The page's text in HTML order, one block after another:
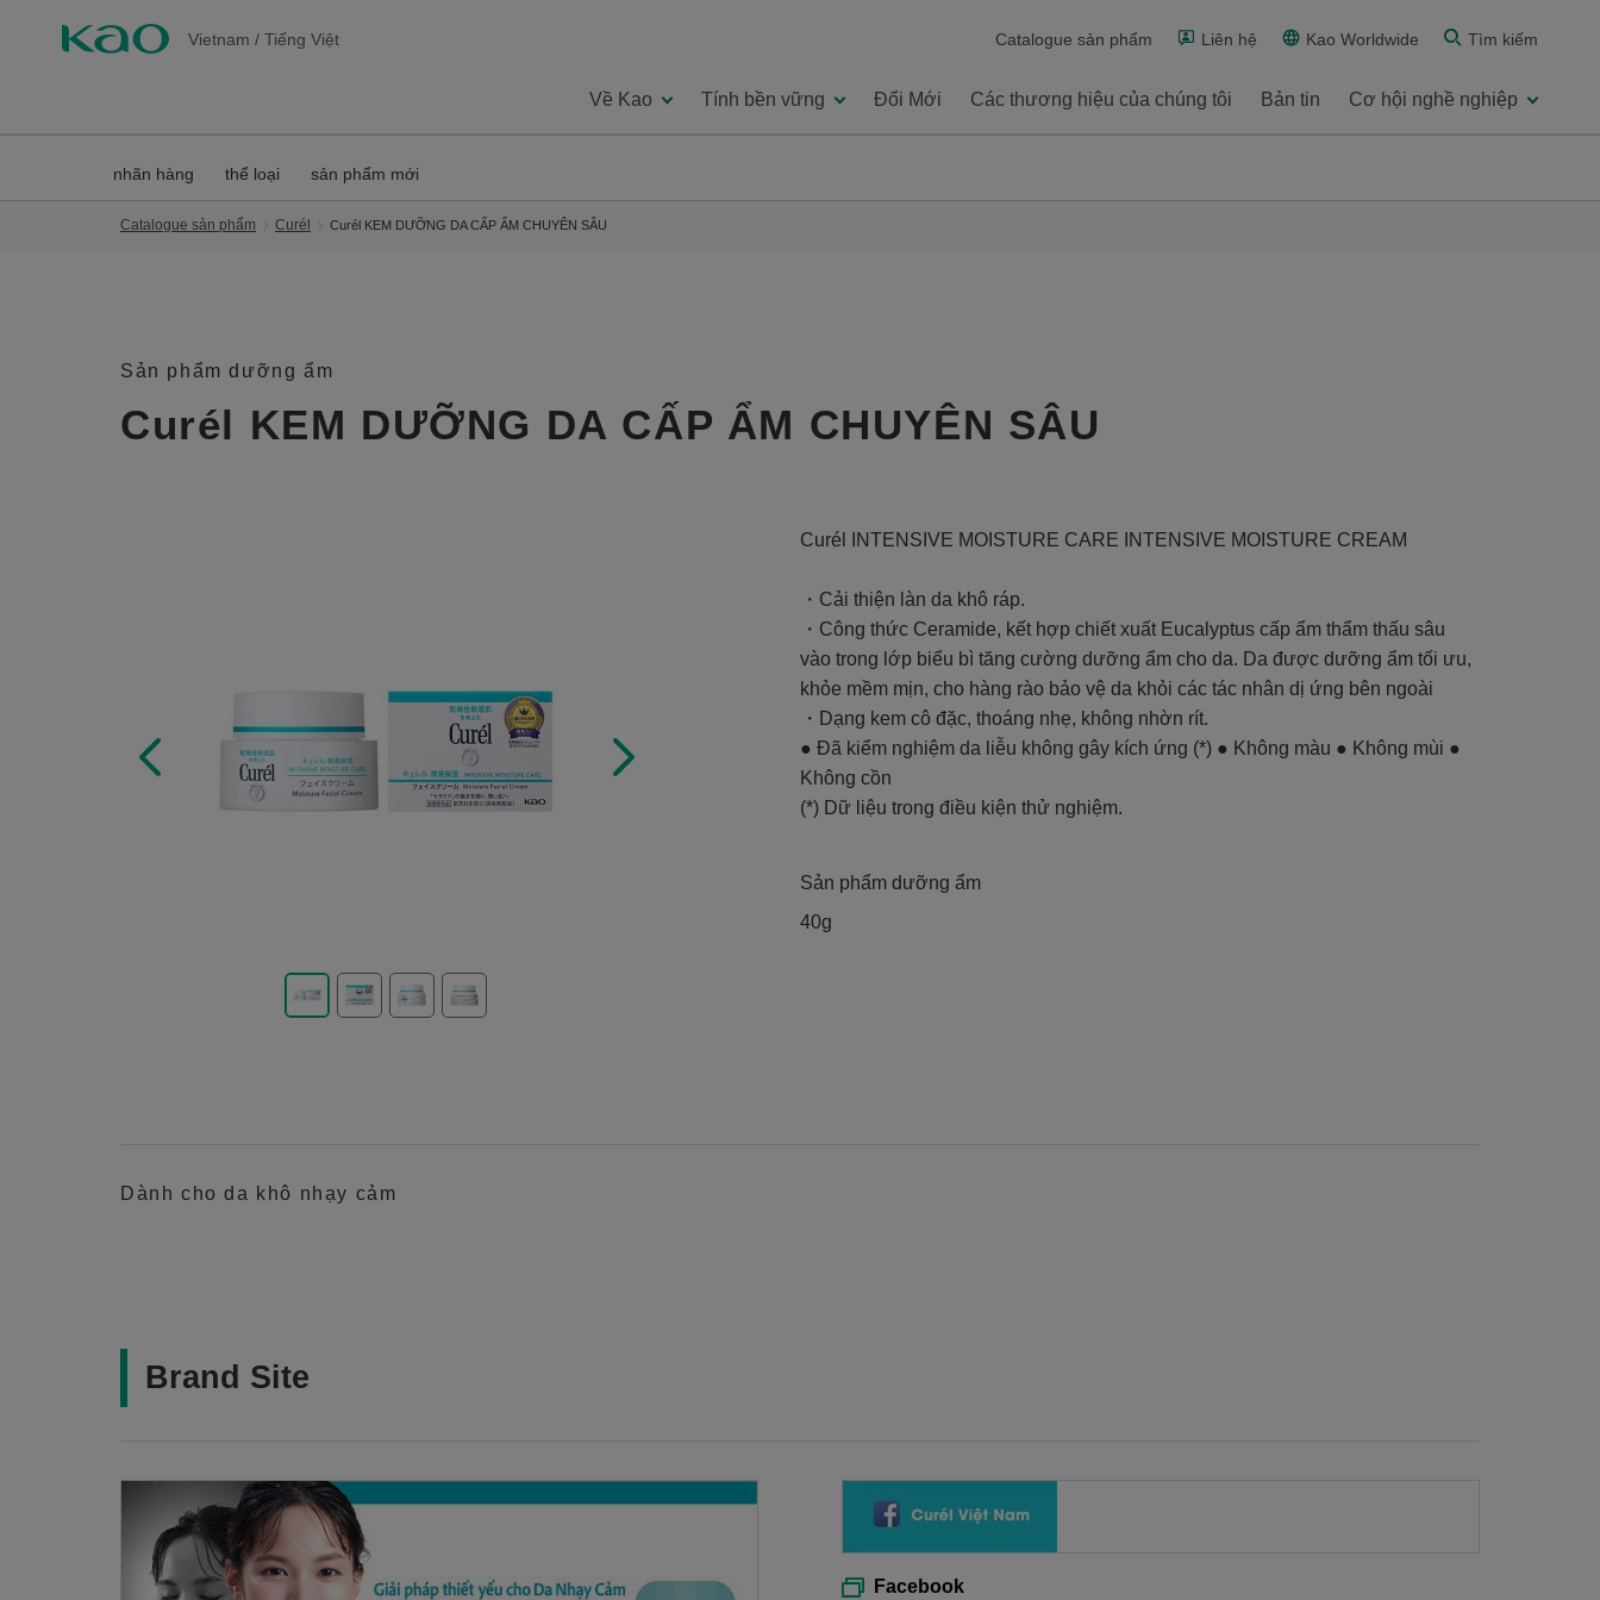
Vietnam / Tiếng Việt Catalogue sản phẩm Liên hệ Kao Worldwide Tìm kiếm
Về Kao Tính bền vững Đổi Mới Các thương hiệu của chúng tôi Bản tin Cơ hội nghề nghiệp
nhãn hàng thể loại sản phẩm mới
Catalogue sản phẩm Curél Curél KEM DƯỠNG DA CẤP ẨM CHUYÊN SÂU
Sản phẩm dưỡng ẩm
Curél KEM DƯỠNG DA CẤP ẨM CHUYÊN SÂU
Curél INTENSIVE MOISTURE CARE INTENSIVE MOISTURE CREAM
・Cải thiện làn da khô ráp.
・Công thức Ceramide, kết hợp chiết xuất Eucalyptus cấp ẩm thẩm thấu sâu
vào trong lớp biểu bì tăng cường dưỡng ẩm cho da. Da được dưỡng ẩm tối ưu,
khỏe mềm mịn, cho hàng rào bảo vệ da khỏi các tác nhân dị ứng bên ngoài
・Dạng kem cô đặc, thoáng nhẹ, không nhờn rít.
● Đã kiểm nghiệm da liễu không gây kích ứng (*) ● Không màu ● Không mùi ●
Không cồn
(*) Dữ liệu trong điều kiện thử nghiệm.
Sản phẩm dưỡng ẩm
40g
Dành cho da khô nhạy cảm
Brand Site
Facebook